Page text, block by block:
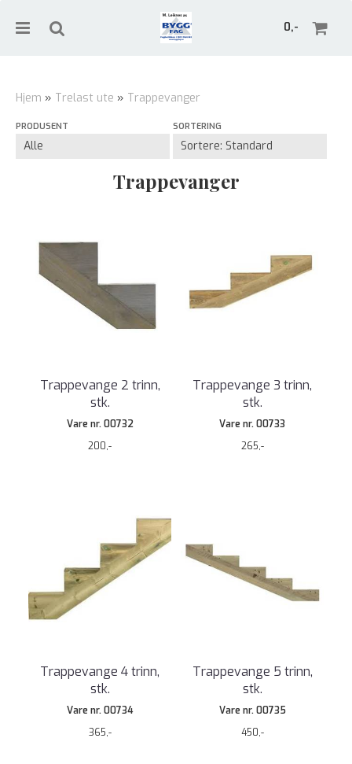
0,-
Hjem » Trelast ute » Trappevanger
PRODUSENT SORTERING
Trappevanger
Trappevange 2 trinn,
stk.
Vare nr. 00732
200,-
Trappevange 3 trinn,
stk.
Vare nr. 00733
265,-
Trappevange 4 trinn,
stk.
Vare nr. 00734
365,-
Trappevange 5 trinn,
stk.
Vare nr. 00735
450,-